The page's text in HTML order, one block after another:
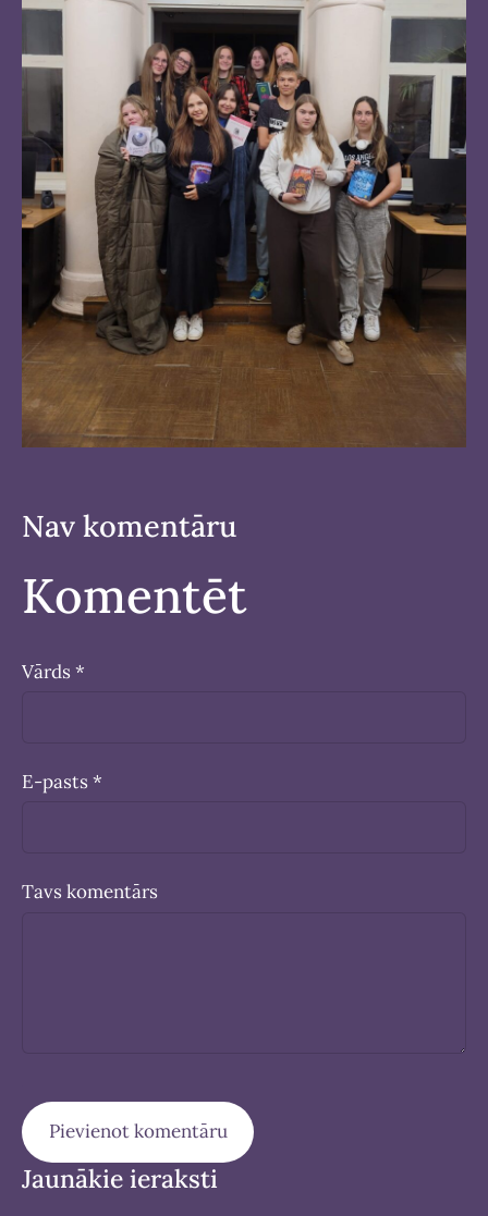
Jaunākie ieraksti
Nav komentāru
Komentēt
Vārds *
E-pasts *
Tavs komentārs